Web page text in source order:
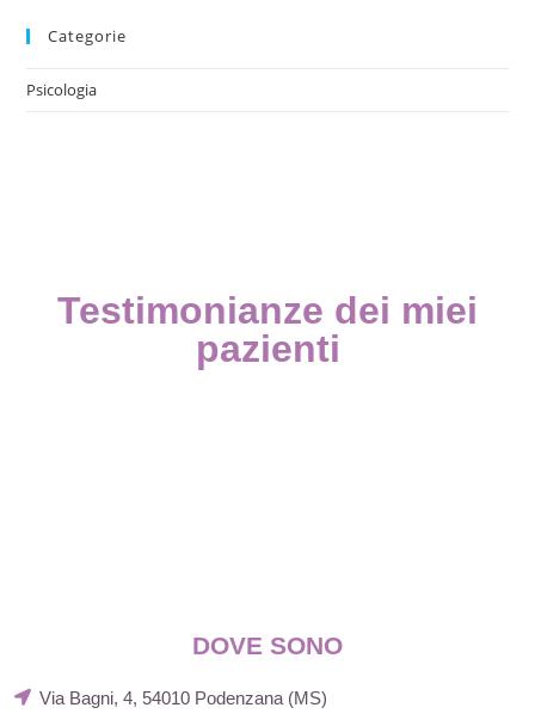
Categorie
Psicologia
Testimonianze dei miei
pazienti
DOVE SONO
Via Bagni, 4, 54010 Podenzana (MS)